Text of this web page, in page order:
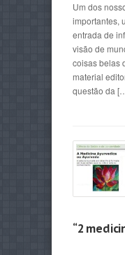
Um dos
importantes,
entrada de
visão de
coisas belas
material
questão da
“2